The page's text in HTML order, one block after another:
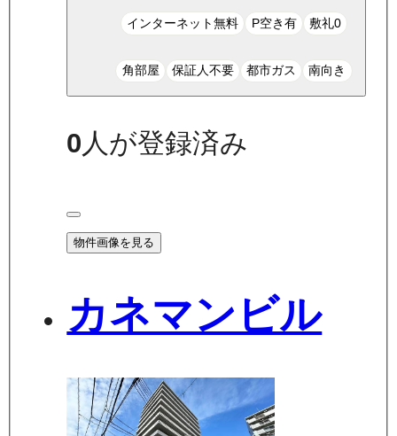
インターネット無料 P空き有 敷礼0
角部屋 保証人不要 都市ガス 南向き
0 人が登録済み
物件画像を見る
カネマンビル